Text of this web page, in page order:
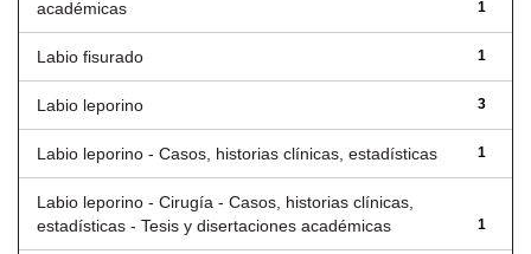
académicas
1
Labio fisurado 1
Labio leporino 3
Labio leporino - Casos, historias clínicas, estadísticas 1
Labio leporino - Cirugía - Casos, historias clínicas,
estadísticas - Tesis y disertaciones académicas
1